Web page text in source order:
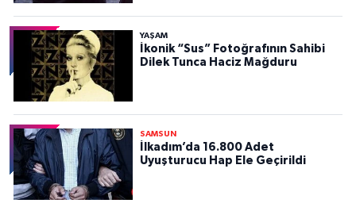
YAŞAM
İkonik “Sus” Fotoğrafının Sahibi
Dilek Tunca Haciz Mağduru
SAMSUN
İlkadım’da 16.800 Adet
Uyuşturucu Hap Ele Geçirildi